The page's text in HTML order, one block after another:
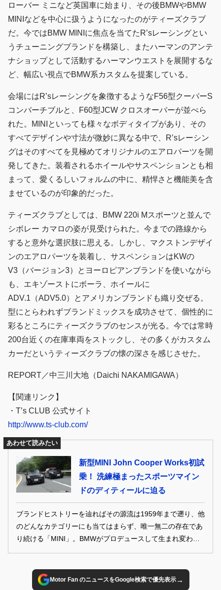
ローバー ミニなど英国車に始まり、その後BMWやBMW
MINIなどを中心に扱うようになったのがティーズクラブ
だ。今ではBMW MINIに焦点を当てたR’sレーシングとい
うチューニングブランドを構築し、またハーマンのアンテ
ナショップとして活動するハーマンウエストを展開するな
ど、幅広い視点でBMW系カスタムを提案している。
会場にはR’sレーシングを象徴するようなF56型クーパーS
コンバーチブルと、F60型JCW クロスオーバーが並べら
れた。MINIといっても様々なボディタイプがあり、その
すべてデザインや寸法が微妙に異なる中で、R’sレーシン
グはそのすべてを見極めてオリジナルのエアロパーツを開
発してきた。装着されるホイールやサスペンションとも相
まって、愛くるしいフォルムの中に、精悍さと機能美を含
ませているのが印象的だった。
ティーズクラブとしては、BMW 220i Mスポーツと並んで
シボレー カマロの姿が見受けられた。今までの路線から
すると意外な選択肢に思える。しかし、マクストンデザイ
ンのエアロパーツを装着し、サスペンションはKWの
V3（バージョン3）とヨーロピアンブランドを使いながら
も、エキゾーストにボーラ、ホイールに
ADV.1（ADV5.0）とアメリカンブランドも織り交ぜる。
型にとらわれずブランドミックスを成功させて、個性的に
彩るところにティーズクラブのセンスが光る。今では常時
200台近くの在庫車両をストックし、その多くがカスタム
カーだというティーズクラブの懐の深さを感じさせた。
REPORT／中三川大地（Daichi NAKAMIGAWA）
【関連リンク】
・T’s CLUB 公式サイト
http://www.ts-club.com/
あわせて読みたい
新型MINI John Cooper Works初試
乗！ 洗練極まったスポーツマイン
ドのディティールに迫る
ブランドヒストリーを辿ればその源流は1959年まで遡り、他
のどんなカテゴリーにも当てはまらず、唯一無二の存在であ
り続ける「MINI」。BMWがプロデュースして生まれ変わっ
MINIが登場。さらにファッショナブルな装いと安全性及び快
適性を高めたMINIの中でも、スポーティなエクステリアとパ
Motor Fan のニュースをGoogle検索で優先表示→